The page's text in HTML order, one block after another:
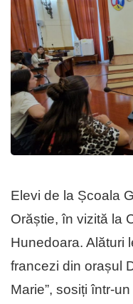
Elevi de la Școala
Orăștie, în vizită la
Hunedoara. Alături
francezi din orașul
Marie”, sosiți într-